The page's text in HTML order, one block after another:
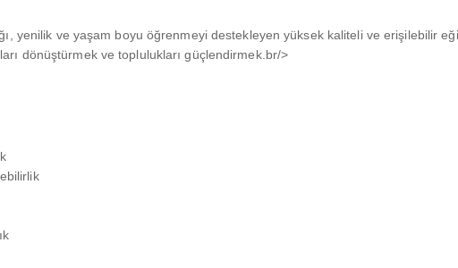
yenilik ve yaşam boyu öğrenmeyi destekleyen yüksek kaliteli ve erişilebilir
dönüştürmek ve toplulukları güçlendirmek.br/>